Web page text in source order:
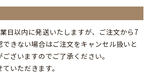
日以内に発送いたしますが、ご注文から7
できない場合はご注文をキャンセル扱いと
ざいますのでご了承ください。
いただきます。